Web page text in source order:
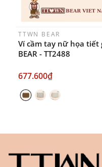
TTWN BEAR
Ví cầm tay nữ họa tiết
BEAR - TT2488
677.600₫